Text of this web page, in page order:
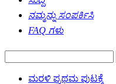
ನಮ್ಮನ್ನು ಸಂಪರ್ಕಿಸಿ
FAQ ಗಳು
ಮರಳಿ ಪ್ರಥಮ ಪುಟಕ್ಕೆ